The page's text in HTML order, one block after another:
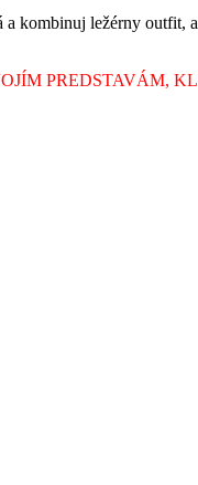
kombinuj ležérny outfit,
PREDSTAVÁM,